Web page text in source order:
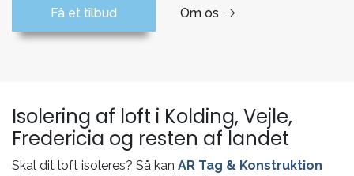
Få et tilbud Om os
Isolering af loft i Kolding, Vejle,
Fredericia og resten af landet
Skal dit loft isoleres? Så kan AR Tag & Konstruktion